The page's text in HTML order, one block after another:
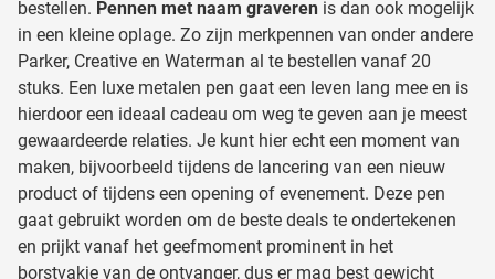
bestellen. Pennen met naam graveren is dan ook mogelijk
in een kleine oplage. Zo zijn merkpennen van onder andere
Parker, Creative en Waterman al te bestellen vanaf 20
stuks. Een luxe metalen pen gaat een leven lang mee en is
hierdoor een ideaal cadeau om weg te geven aan je meest
gewaardeerde relaties. Je kunt hier echt een moment van
maken, bijvoorbeeld tijdens de lancering van een nieuw
product of tijdens een opening of evenement. Deze pen
gaat gebruikt worden om de beste deals te ondertekenen
en prijkt vanaf het geefmoment prominent in het
borstvakje van de ontvanger, dus er mag best gewicht